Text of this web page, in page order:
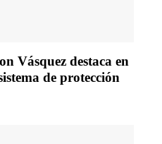
Vásquez destaca en
de protección